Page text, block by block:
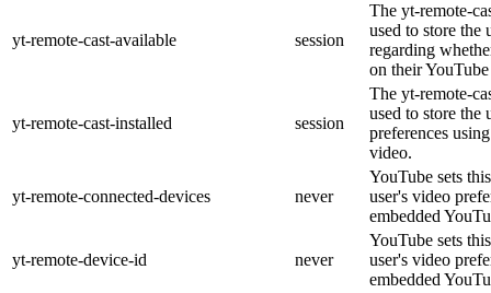
yt-remote-cast-available session
The yt-remote-
used to store the
regarding
on their
yt-remote-cast-installed session
The yt-remote-
used to store the
preferences
video.
yt-remote-connected-devices never
YouTube sets
user's video
embedded
yt-remote-device-id never
YouTube sets
user's video
embedded